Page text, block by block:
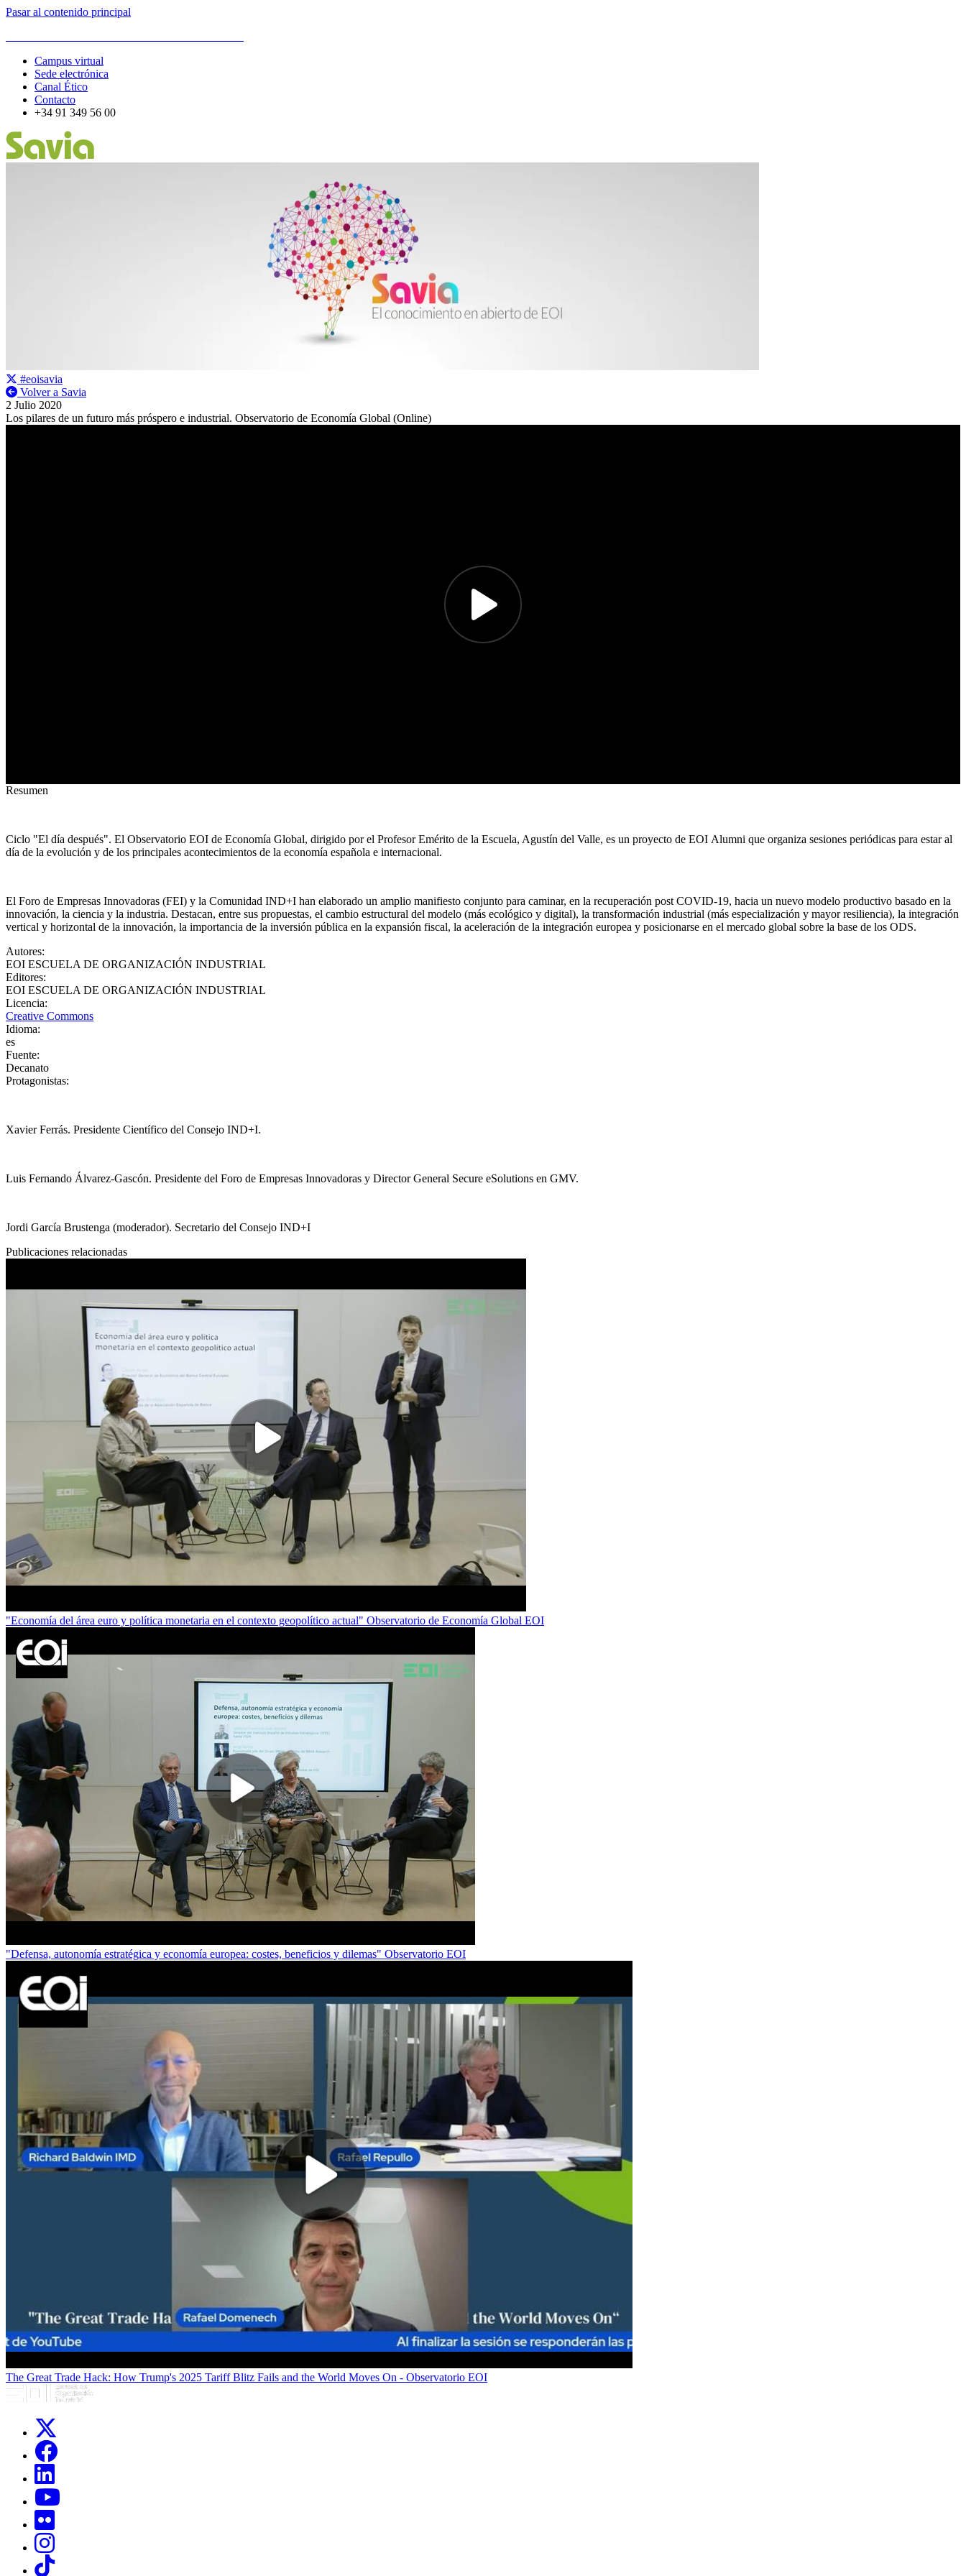
Pasar al contenido principal
Campus virtual
Sede electrónica
Canal Ético
Contacto
+34 91 349 56 00
#eoisavia
Volver a Savia
2 Julio 2020
Los pilares de un futuro más próspero e industrial. Observatorio de Economía Global (Online)
Resumen
Ciclo "El día después". El Observatorio EOI de Economía Global, dirigido por el Profesor Emérito de la Escuela, Agustín del Valle, es un proyecto de EOI Alumni que organiza sesiones periódicas para estar al
día de la evolución y de los principales acontecimientos de la economía española e internacional.
El Foro de Empresas Innovadoras (FEI) y la Comunidad IND+I han elaborado un amplio manifiesto conjunto para caminar, en la recuperación post COVID-19, hacia un nuevo modelo productivo basado en la
innovación, la ciencia y la industria. Destacan, entre sus propuestas, el cambio estructural del modelo (más ecológico y digital), la transformación industrial (más especialización y mayor resiliencia), la integración
vertical y horizontal de la innovación, la importancia de la inversión pública en la expansión fiscal, la aceleración de la integración europea y posicionarse en el mercado global sobre la base de los ODS.
Autores:
EOI ESCUELA DE ORGANIZACIÓN INDUSTRIAL
Editores:
EOI ESCUELA DE ORGANIZACIÓN INDUSTRIAL
Licencia:
Creative Commons
Idioma:
es
Fuente:
Decanato
Protagonistas:
Xavier Ferrás. Presidente Científico del Consejo IND+I.
Luis Fernando Álvarez-Gascón. Presidente del Foro de Empresas Innovadoras y Director General Secure eSolutions en GMV.
Jordi García Brustenga (moderador). Secretario del Consejo IND+I
Publicaciones relacionadas
"Economía del área euro y política monetaria en el contexto geopolítico actual" Observatorio de Economía Global EOI
"Defensa, autonomía estratégica y economía europea: costes, beneficios y dilemas" Observatorio EOI
The Great Trade Hack: How Trump's 2025 Tariff Blitz Fails and the World Moves On - Observatorio EOI
Links, Opens in this window
Links, Opens in this window
Links, Opens in this window
Links, Opens in this window
Links, Opens in this window